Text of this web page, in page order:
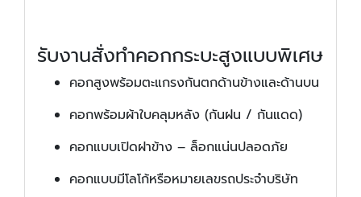
รับงานสั่งทำคอกกระบะสูงแบบพิเศษ
คอกสูงพร้อมตะแกรงกันตกด้านข้างและด้านบน
คอกพร้อมผ้าใบคลุมหลัง (กันฝน / กันแดด)
คอกแบบเปิดฝาข้าง – ล็อกแน่นปลอดภัย
คอกแบบมีโลโก้หรือหมายเลขรถประจำบริษัท